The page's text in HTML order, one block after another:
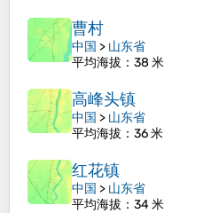
曹村
中国 > 山东省
平均海拔 ：38 米
高峰头镇
中国 > 山东省
平均海拔 ：36 米
红花镇
中国 > 山东省
平均海拔 ：34 米